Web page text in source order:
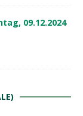
09.12.2024